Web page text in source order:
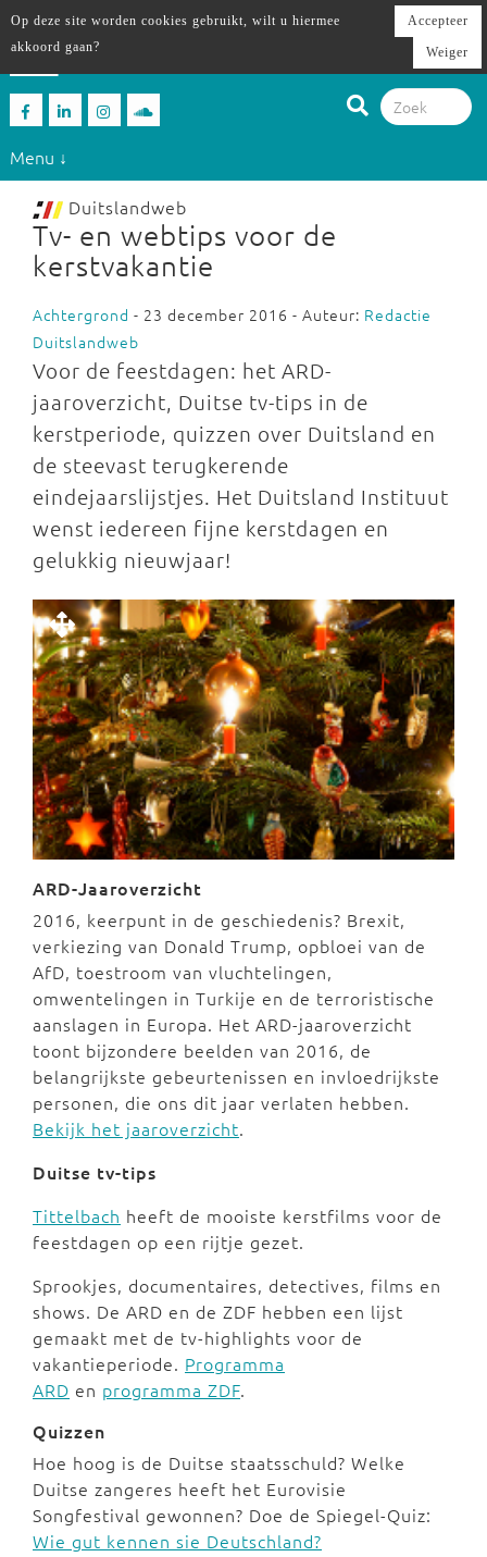
Menu ↓
Duitslandweb
Tv- en webtips voor de
kerstvakantie
Achtergrond - 23 december 2016 - Auteur: Redactie
Duitslandweb
Voor de feestdagen: het ARD-
jaaroverzicht, Duitse tv-tips in de
kerstperiode, quizzen over Duitsland en
de steevast terugkerende
eindejaarslijstjes. Het Duitsland Instituut
wenst iedereen fijne kerstdagen en
gelukkig nieuwjaar!
ARD-Jaaroverzicht
2016, keerpunt in de geschiedenis? Brexit,
verkiezing van Donald Trump, opbloei van de
AfD, toestroom van vluchtelingen,
omwentelingen in Turkije en de terroristische
aanslagen in Europa. Het ARD-jaaroverzicht
toont bijzondere beelden van 2016, de
belangrijkste gebeurtenissen en invloedrijkste
personen, die ons dit jaar verlaten hebben.
Bekijk het jaaroverzicht.
Duitse tv-tips
Tittelbach heeft de mooiste kerstfilms voor de
feestdagen op een rijtje gezet.
Sprookjes, documentaires, detectives, films en
shows. De ARD en de ZDF hebben een lijst
gemaakt met de tv-highlights voor de
vakantieperiode. Programma
ARD en programma ZDF.
Quizzen
Hoe hoog is de Duitse staatsschuld? Welke
Duitse zangeres heeft het Eurovisie
Songfestival gewonnen? Doe de Spiegel-Quiz:
Wie gut kennen sie Deutschland?
Op deze site worden cookies gebruikt, wilt u hiermee
akkoord gaan?
Accepteer
Weiger